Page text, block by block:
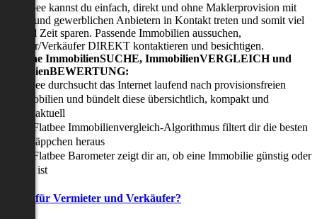
Flatbee kannst du einfach, direkt und ohne Maklerprovision mit
und gewerblichen Anbietern in Kontakt treten und somit viel
und Zeit sparen. Passende Immobilien aussuchen,
Verkäufer DIREKT kontaktieren und besichtigen.
in-one ImmobilienSUCHE, ImmobilienVERGLEICH und
Flatbee durchsucht das Internet laufend nach provisionsfreien
Immobilien und bündelt diese übersichtlich, kompakt und
tagesaktuell
Der Flatbee Immobilienvergleich-Algorithmus filtert dir die besten
Schnäppchen heraus
Der Flatbee Barometer zeigt dir an, ob eine Immobilie günstig oder
teuer ist
für Vermieter und Verkäufer?